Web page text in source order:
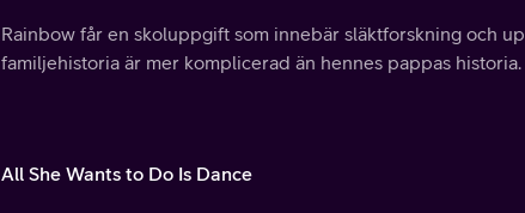
Rainbow får en skoluppgift som innebär släktforskning och
familjehistoria är mer komplicerad än hennes pappas historia.
All She Wants to Do Is Dance